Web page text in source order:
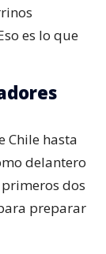
es lo que
Chile hasta
delantero
dos
preparar